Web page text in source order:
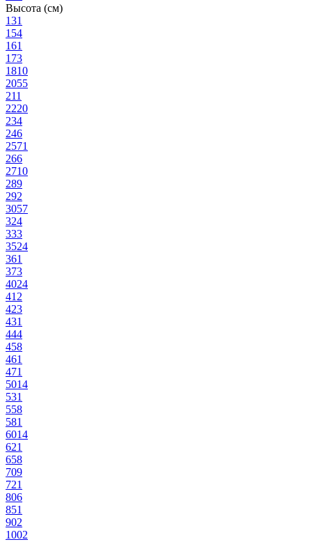
Высота (см)
131
154
161
173
1810
2055
211
2220
234
246
2571
266
2710
289
292
3057
324
333
3524
361
373
4024
41 2
423
431
444
458
461
471
5014
531
558
581
6014
621
658
709
721
806
851
902
1002